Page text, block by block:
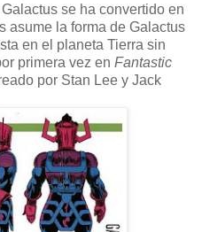
se ha convertido en
asume la forma de Galactus
en el planeta Tierra sin
primera vez en Fantastic
por Stan Lee y Jack